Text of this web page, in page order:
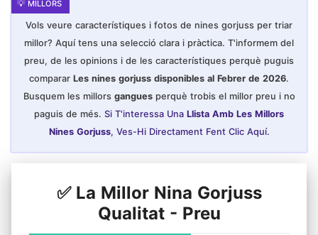
seu bon funcionament i alt prestigi
Aquest producte és ideal per a regalar tant a
nens i nens com a adults; És el regal
especial per a compartir al costat de la teva
família o amics una estona de diversió i
felicitat
Vols veure característiques i fotos de nines gorjuss per triar
millor? Aquí tens una selecció clara i pràctica. T'informem del
preu, de les opinions i de les característiques perquè puguis
comparar Les nines gorjuss disponibles al Febrer de 2026.
Busquem les millors ganguesperquè trobis el millor preu i no
paguis de més. Si T'interessa Una Llista Amb Les Millors
Nines Gorjuss, Ves-Hi Directament Fent Clic Aquí.
✅ La Millor Nina Gorjuss
Qualitat - Preu